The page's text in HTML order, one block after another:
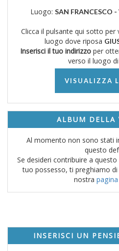
Luogo: SAN FRANCESCO
Clicca il pulsante qui sotto per
luogo dove riposa
Inserisci il tuo indirizzoper
verso il luogo
VISUALIZZA
ALBUM DELLA
Al momento non sono stati
questo
Se desideri contribuire a
tuo possesso, ti preghiamo
nostra
INSERISCI UN